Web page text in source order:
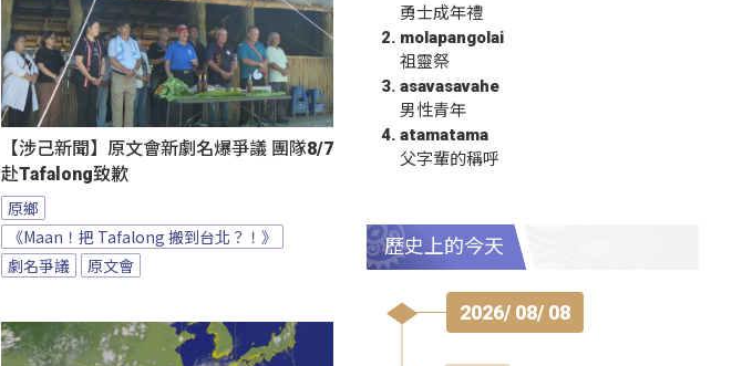
【涉己新聞】原文會新劇名爆爭議 團隊8/7
赴Tafalong致歉
原鄉
《Maan！把 Tafalong 搬到台北？！》
劇名爭議
原文會
勇士成年禮
molapangolai
祖靈祭
asavasavahe
男性青年
atamatama
父字輩的稱呼
歷史上的今天
2026/ 08/ 08